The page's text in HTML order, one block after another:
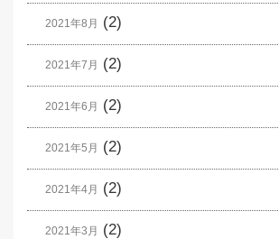
2021年8月 (2)
2021年7月 (2)
2021年6月 (2)
2021年5月 (2)
2021年4月 (2)
2021年3月 (2)